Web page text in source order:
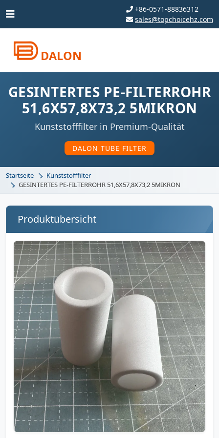
+86-0571-88836312
sales@topchoicehz.com
DALON
GESINTERTES PE-FILTERROHR
51,6X57,8X73,2 5MIKRON
Kunststofffilter in Premium-Qualität
DALON TUBE FILTER
Startseite
Kunststofffilter
GESINTERTES PE-FILTERROHR 51,6X57,8X73,2 5MIKRON
Produktübersicht